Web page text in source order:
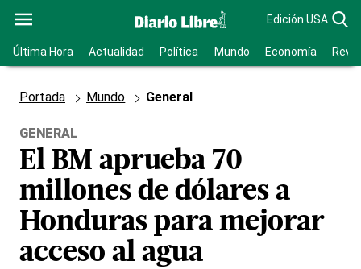
Edición USA
Última Hora Actualidad Política Mundo Economía
Portada Mundo General
GENERAL
El BM aprueba 70
millones de dólares a
Honduras para mejorar
acceso al agua